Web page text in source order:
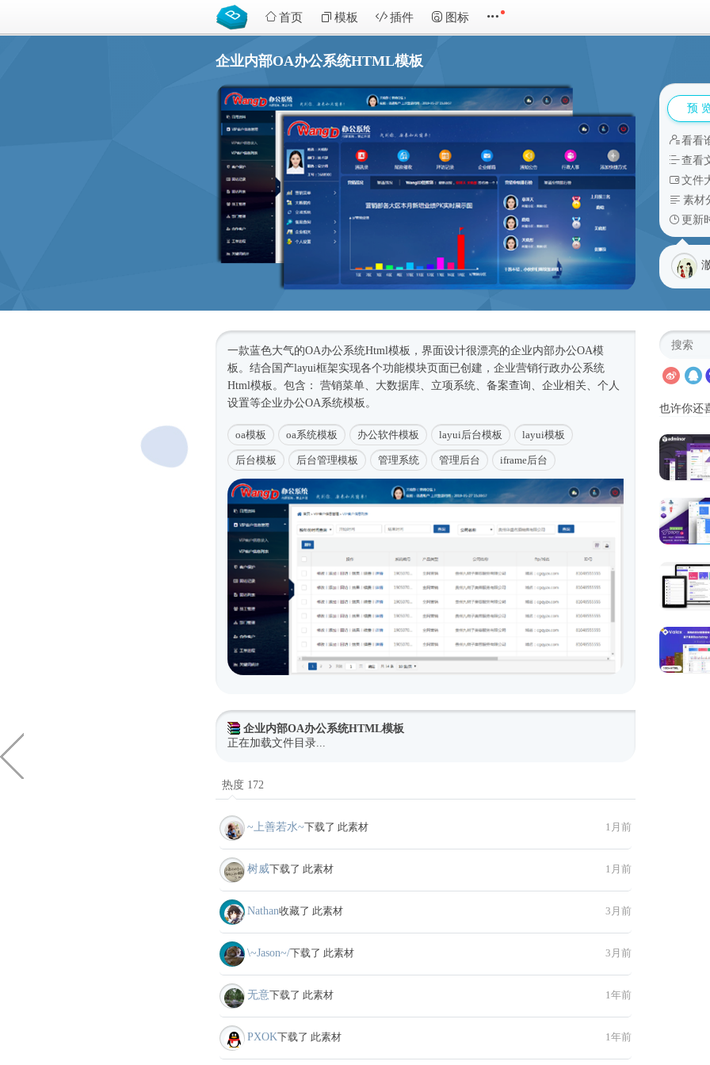
首页 模板 插件 图标
企业内部OA办公系统HTML模板
预
看看
查看
文件
素材
更新
一款蓝色大气的OA办公系统Html模板 ，界面设计很漂亮的企业内部办公OA模
板。结合国产layui框架实现各个功能模块页面已创建，企业营销行政办公系统
Html模板 。包含： 营销菜单、大数据库、立项系统、备案查询、企业相关、个人
设置等企业办公OA系统模板。
oa模板 oa系统模板 办公软件模板 layui后台模板 layui模板
后台模板 后台管理模板 管理系统 管理后台 iframe后台
企业内部OA办公系统HTML模板
正在加载文件目录...
热度 172
~上善若水~下载了 此素材 1月前
树威下载了 此素材 1月前
Nathan收藏了 此素材 3月前
\~Jason~/下载了 此素材 3月前
无意下载了 此素材 1年前
PXOK下载了 此素材 1年前
也许你还